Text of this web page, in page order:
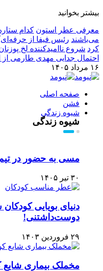
بیشتر بخوانید
معرفی عطر استون کدام
می‌باشند رئیس فیفا از
کرد شروع ناامیدکننده لخ
احتمال جدایی مهدی طارمی
۱۶ مرداد ۱۴۰۵
صفحه اصلی
فشن
شیوه زندگی
شیوه زندگی
مسی به حضور در تیم
۳۰ تیر ۱۴۰۵
دنیای بویایی
دوست‌داشتنی!
۲۹ فروردین ۱۴۰۳
مخملک بیماری شایع